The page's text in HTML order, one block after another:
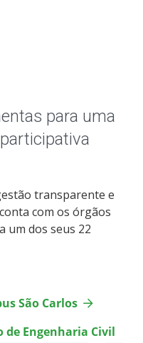
para uma
transparente e
com os órgãos
um dos seus 22
São Carlos
de Engenharia Civil